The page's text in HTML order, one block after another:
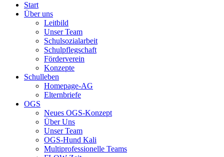
Start
Über uns
Leitbild
Unser Team
Schulsozialarbeit
Schulpflegschaft
Förderverein
Konzepte
Schulleben
Homepage-AG
Elternbriefe
OGS
Neues OGS-Konzept
Über Uns
Unser Team
OGS-Hund Kali
Multiprofessionelle Teams